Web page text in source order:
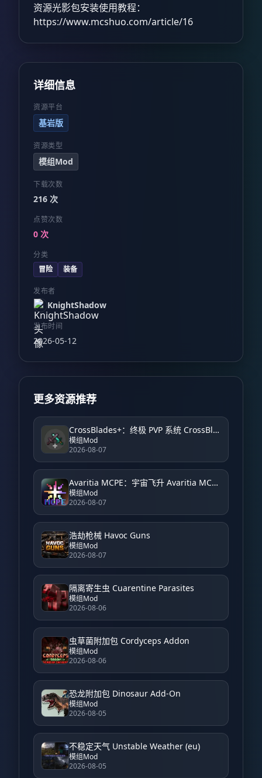
资源光影包安装使用教程：
https://www.mcshuo.com/article/16
详细信息
资源平台
基岩版
资源类型
模组Mod
下载次数
216 次
点赞次数
0 次
分类
冒险
装备
发布者
KnightShadow
发布时间
2026-05-12
更多资源推荐
CrossBlades+：终极 PVP 系统 CrossBlades+: Ultimate PVP System
模组Mod
2026-08-07
Avaritia MCPE：宇宙飞升 Avaritia MCPE: Cosmic Ascension
模组Mod
2026-08-07
浩劫枪械 Havoc Guns
模组Mod
2026-08-07
隔离寄生虫 Cuarentine Parasites
模组Mod
2026-08-06
虫草菌附加包 Cordyceps Addon
模组Mod
2026-08-06
恐龙附加包 Dinosaur Add-On
模组Mod
2026-08-05
不稳定天气 Unstable Weather (eu)
模组Mod
2026-08-05